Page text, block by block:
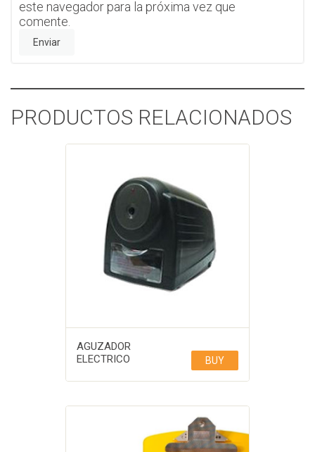
este navegador para la próxima vez que
comente.
PRODUCTOS RELACIONADOS
AGUZADOR
ELECTRICO
BUY